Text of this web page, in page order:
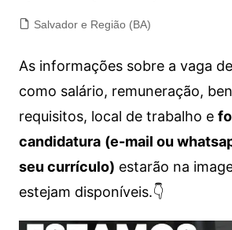
Salvador e Região (BA)
As informações sobre a vaga
como salário, remuneração,
requisitos, local de trabalho e
candidatura (e-mail ou
seu currículo) estarão na
estejam disponíveis.👇